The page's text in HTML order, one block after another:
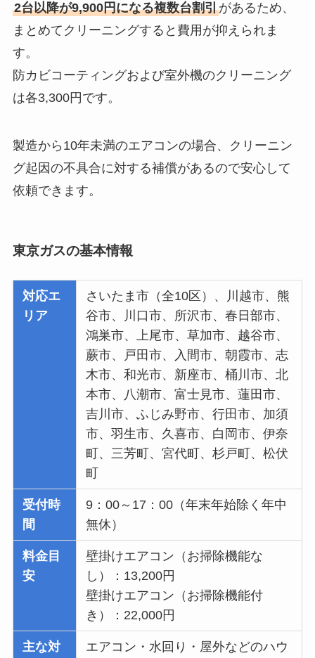
2台以降が9,900円になる複数台割引があるため、
まとめてクリーニングすると費用が抑えられま
す。
防カビコーティングおよび室外機のクリーニング
は各3,300円です。
製造から10年未満のエアコンの場合、クリーニン
グ起因の不具合に対する補償があるので安心して
依頼できます。
東京ガスの基本情報
対応エ
リア
さいたま市（全10区）、川越市、熊
谷市、川口市、所沢市、春日部市、
鴻巣市、上尾市、草加市、越谷市、
蕨市、戸田市、入間市、朝霞市、志
木市、和光市、新座市、桶川市、北
本市、八潮市、富士見市、蓮田市、
吉川市、ふじみ野市、行田市、加須
市、羽生市、久喜市、白岡市、伊奈
町、三芳町、宮代町、杉戸町、松伏
町
受付時
間
9：00～17：00（年末年始除く年中
無休）
料金目
安
壁掛けエアコン（お掃除機能な
し）：13,200円
壁掛けエアコン（お掃除機能付
き）：22,000円
主な対
エアコン・水回り・屋外などのハウ